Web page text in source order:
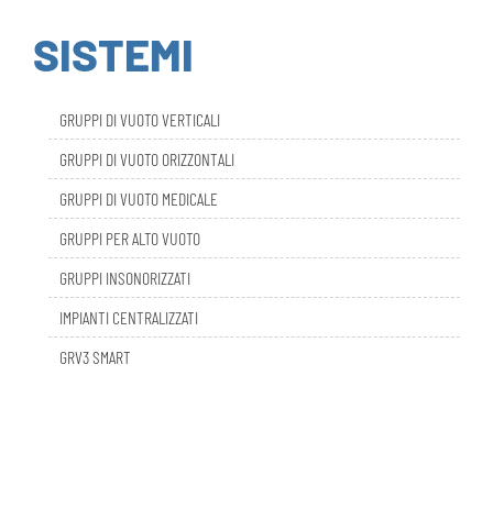
SISTEMI
GRUPPI DI VUOTO ORIZZONTALI
GRUPPI DI VUOTO MEDICALE
GRUPPI PER ALTO VUOTO
GRUPPI INSONORIZZATI
IMPIANTI CENTRALIZZATI
GRV3 SMART